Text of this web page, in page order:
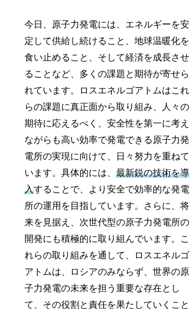
今日、原子力発電には、エネルギーを安
定して供給し続けること、地球温暖化を
食い止めること、そして経済を成長させ
ることなど、多くの課題と期待が寄せら
れています。ロスエネルゴアトムはこれ
らの課題に真正面から取り組み、人々の
期待に応えるべく、安全性を第一に考え
ながらも高い効率で発電できる原子力発
電所の実現に向けて、日々努力を重ねて
います。具体的には、最新鋭の技術を導
入することで、より安全で効率的な発電
所の運用を目指しています。さらに、将
来を見据え、次世代型の原子力発電所の
開発にも積極的に取り組んでいます。こ
れらの取り組みを通して、ロスエネルゴ
アトムは、ロシアのみならず、世界の原
子力発電の未来を担う重要な存在とし
て、その役割と責任を果たしていくこと